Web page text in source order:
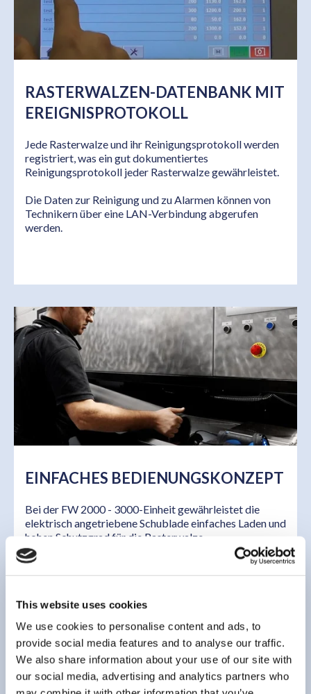
This website uses cookies
We use cookies to personalise content and ads, to
provide social media features and to analyse our traffic.
We also share information about your use of our site with
our social media, advertising and analytics partners who
RASTERWALZEN-DATENBANK MIT
EREIGNISPROTOKOLL
Jede Rasterwalze und ihr Reinigungsprotokoll werden
registriert, was ein gut dokumentiertes
Reinigungsprotokoll jeder Rasterwalze gewährleistet.
Die Daten zur Reinigung und zu Alarmen können von
Technikern über eine LAN-Verbindung abgerufen
werden.
EINFACHES BEDIENUNGSKONZEPT
Bei der FW 2000 - 3000-Einheit gewährleistet die
elektrisch angetriebene Schublade einfaches Laden und
hohen Schutzgrad für die Rasterwalze.
Dasselbe Konzept wurde auf die FW 850-Baureihe
übertragen, bei der das Einschubgestell eine sichere
Entladengewährleistet.